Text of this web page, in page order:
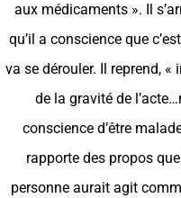
aux médicaments ». Il
qu’il a conscience que
va se dérouler. Il reprend,
de la gravité de
conscience d’être
rapporte des propos
personne aurait agit